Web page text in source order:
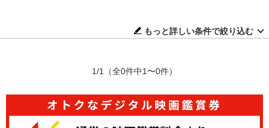
もっと詳しい条件で絞り込む
1/1 （全0件中1〜0件）